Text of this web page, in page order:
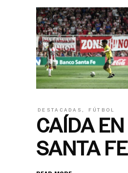
DESTACADAS, FÚTBOL
CAÍDA EN
SANTA FE